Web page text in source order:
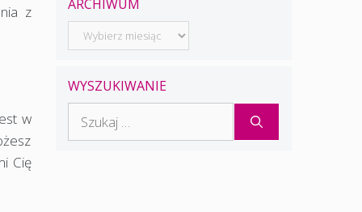
z
w
Cię
ARCHIWUM
Archiwum
WYSZUKIWANIE